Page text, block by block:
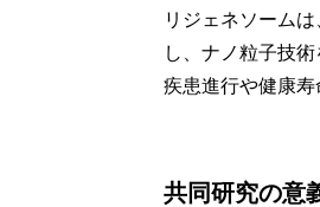
リジェネソーム
し、ナノ粒子技
疾患進行や健康寿
共同研究の意